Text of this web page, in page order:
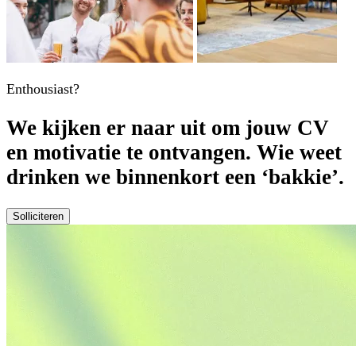
Enthousiast?
We kijken er naar uit om jouw CV
en motivatie te ontvangen. Wie weet
drinken we binnenkort een ‘bakkie’.
Solliciteren